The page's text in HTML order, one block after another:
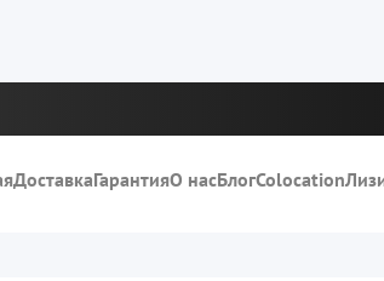
ДоставкаГарантияО насБлогColocation